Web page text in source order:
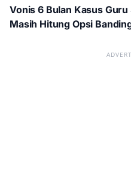
Vonis 6 Bulan Kasus
Masih Hitung Opsi